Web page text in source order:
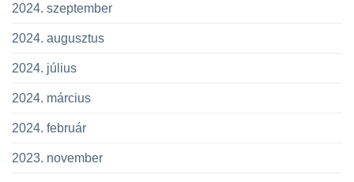
2024. szeptember
2024. augusztus
2024. július
2024. március
2024. február
2023. november